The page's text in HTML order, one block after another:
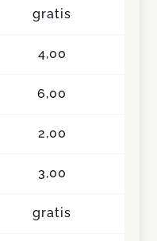
gratis
4,00
6,00
2,00
3,00
gratis